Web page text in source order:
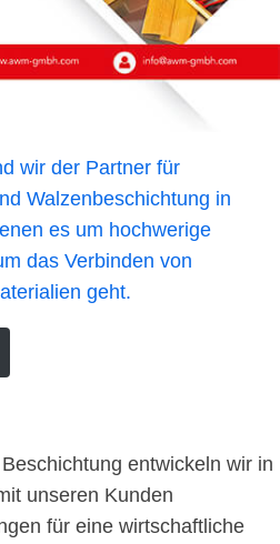
wir der Partner für
Walzenbeschichtung in
es um hochwerige
das Verbinden von
geht.
entwickeln wir in
unseren Kunden
für eine wirtschaftliche